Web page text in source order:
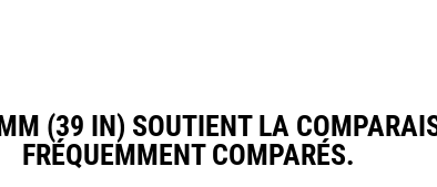
(39 IN) SOUTIENT LA
FRÉQUEMMENT COMPARÉS.